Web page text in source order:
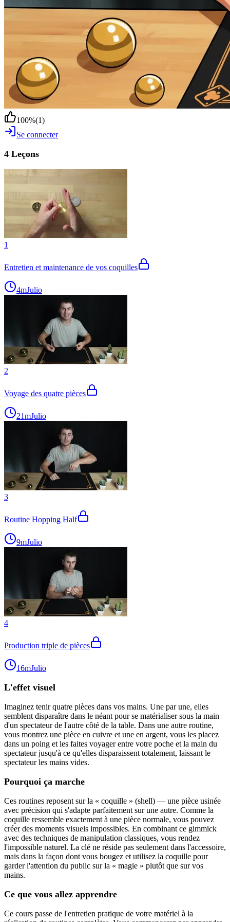
100%(1)
Se connecter
4 Leçons
1
Entretien et maintenance de vos coquilles
4mJulio
2
Voyage des quatre pièces
21mJulio
3
Routine Hopping Half
9mJulio
4
Production triple de pièces
16mJulio
L'effet visuel
Imaginez tenir quatre pièces dans vos mains. Une par une, elles
semblent disparaître dans le néant pour se matérialiser sous la main
d'un spectateur de l'autre côté de la table. Dans une autre routine,
vous montrez une pièce en cuivre et une en argent, vous les placez
dans un poing et les faites voyager entre votre poche et la main du
spectateur jusqu'à ce qu'elles disparaissent totalement, laissant le
spectateur les mains vides.
Pourquoi ça marche
Ces routines reposent sur la « coquille » (shell) — une pièce usinée
avec précision qui s'adapte parfaitement sur une autre. Comme la
coquille ressemble exactement à une pièce normale, vous pouvez
créer des moments visuels impossibles. En combinant ce gimmick
avec des techniques de manipulation classiques, vous rendez
l'impossible naturel. La clé ne réside pas seulement dans l'accessoire,
mais dans la façon dont vous bougez et utilisez la coquille pour
garder l'attention du public sur la « magie » plutôt que sur vos
mains.
Ce que vous allez apprendre
Ce cours passe de l'entretien pratique de votre matériel à la